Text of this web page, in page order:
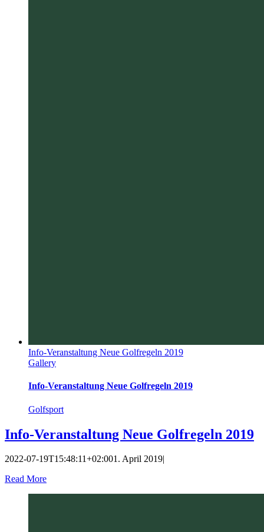
Info-Veranstaltung Neue Golfregeln 2019
Gallery
Info-Veranstaltung Neue Golfregeln 2019
Golfsport
Info-Veranstaltung Neue Golfregeln 2019
2022-07-19T15:48:11+02:001. April 2019|
Read More